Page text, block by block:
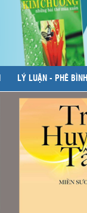
LÝ LUẬN - PHÊ BÌNH